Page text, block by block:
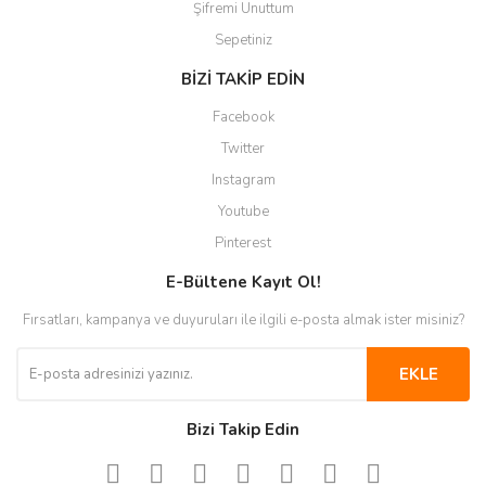
Şifremi Unuttum
Sepetiniz
BİZİ TAKİP EDİN
Facebook
Twitter
Instagram
Youtube
Pinterest
E-Bültene Kayıt Ol!
Fırsatları, kampanya ve duyuruları ile ilgili e-posta almak ister misiniz?
EKLE
Bizi Takip Edin